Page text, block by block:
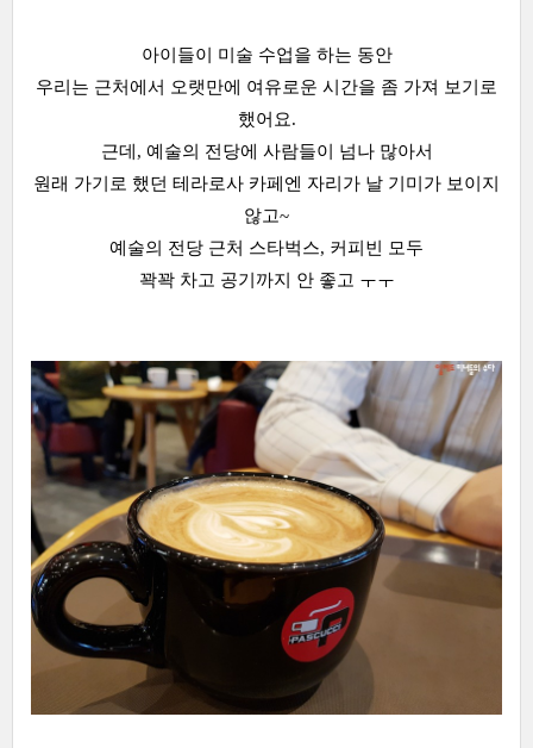
아이들이 미술 수업을 하는 동안
우리는 근처에서 오랫만에 여유로운 시간을 좀 가져 보기로
했어요.
근데, 예술의 전당에 사람들이 넘나 많아서
원래 가기로 했던 테라로사 카페엔 자리가 날 기미가 보이지
않고~
예술의 전당 근처 스타벅스, 커피빈 모두
꽉꽉 차고 공기까지 안 좋고 ㅜㅜ